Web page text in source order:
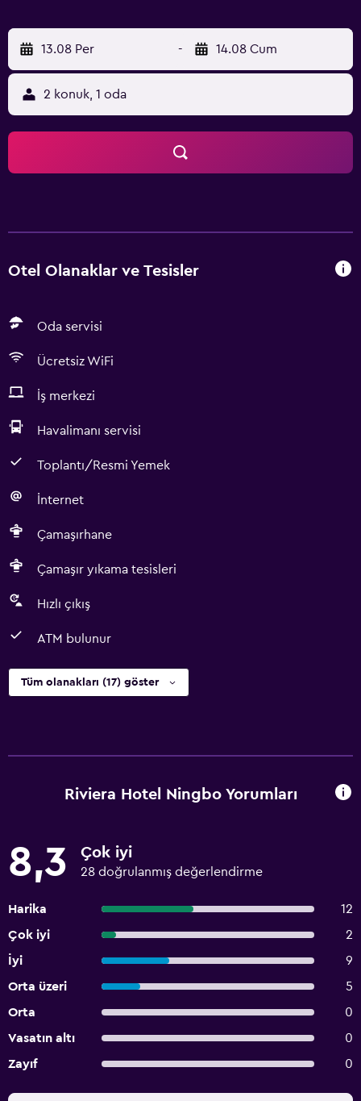
13.08 Per - 14.08 Cum
2 konuk, 1 oda
Otel Olanaklar ve Tesisler
Oda servisi
Ücretsiz WiFi
İş merkezi
Havalimanı servisi
Toplantı/Resmi Yemek
İnternet
Çamaşırhane
Çamaşır yıkama tesisleri
Hızlı çıkış
ATM bulunur
Tüm olanakları (17) göster
Riviera Hotel Ningbo Yorumları
8,3 Çok iyi
28 doğrulanmış değerlendirme
Harika
12
Çok iyi
2
İyi
9
Orta üzeri
5
Orta
0
Vasatın altı
0
Zayıf
0